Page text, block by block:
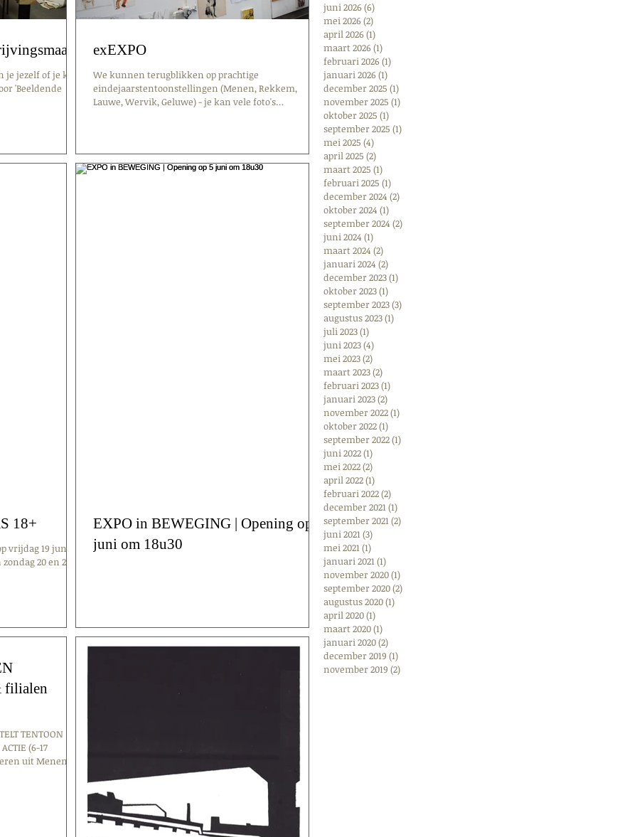
jezelf of je kind
'Beeldende
exEXPO
We kunnen terugblikken op prachtige
eindejaarstentoonstellingen (Menen, Rekkem,
Lauwe, Wervik, Geluwe) - je kan vele foto's
18+
vrijdag 19 juni
20 en 21
EXPO in BEWEGING | Opening op 5
juni om 18u30
filialen
TENTOON
(6-17
uit Menen
juni 2026(6)
mei 2026(2)
april 2026(1)
maart 2026(1)
februari 2026(1)
januari 2026(1)
december 2025 (1)
november 2025 (1)
oktober 2025 (1)
september 2025 (1)
mei 2025 (4)
april 2025 (2)
maart 2025 (1)
februari 2025 (1)
december 2024 (2)
oktober 2024 (1)
september 2024 (2)
juni 2024 (1)
maart 2024 (2)
januari 2024 (2)
december 2023(1)
oktober 2023(1)
september 2023(3)
augustus 2023(1)
juli 2023(1)
juni 2023(4)
mei 2023(2)
maart 2023(2)
februari 2023(1)
januari 2023(2)
november 2022(1)
oktober 2022(1)
september 2022(1)
juni 2022(1)
mei 2022(2)
april 2022(1)
februari 2022(2)
december 2021(1)
september 2021(2)
juni 2021(3)
mei 2021(1)
januari 2021(1)
november 2020(1)
september 2020(2)
augustus 2020(1)
april 2020(1)
maart 2020(1)
januari 2020(2)
december 2019 (1)
november 2019 (2)